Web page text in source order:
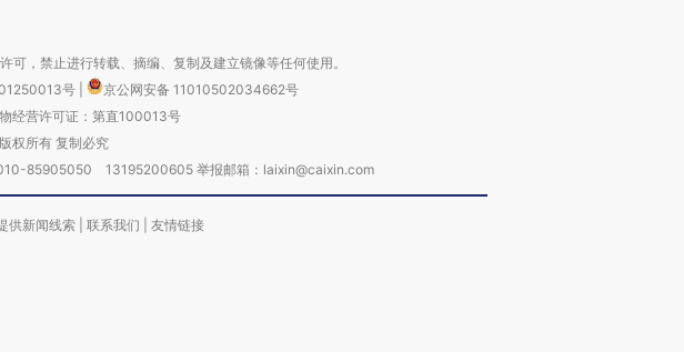
，禁止进行转载、摘编、复制及建立镜像等任何使用。
号
京公网安备 11010502034662号
经营许可证：第直100013号
权所有 复制必究
010-85905050 13195200605 举报邮箱：laixin@caixin.com
供新闻线索 联系我们 友情链接